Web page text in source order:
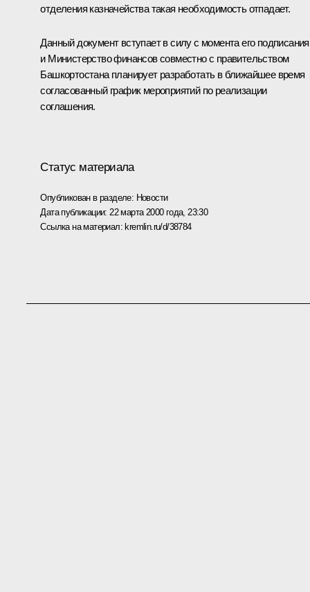
отделения казначейства такая необходимость отпадает.
Данный документ вступает в силу с момента его
и Министерство финансов совместно с правительством
Башкортостана планирует разработать в ближайшее время
согласованный график мероприятий по реализации
соглашения.
Статус материала
Опубликован в разделе: Новости
Дата публикации: 22 марта 2000 года, 23:30
Ссылка на материал:kremlin.ru/d/38784